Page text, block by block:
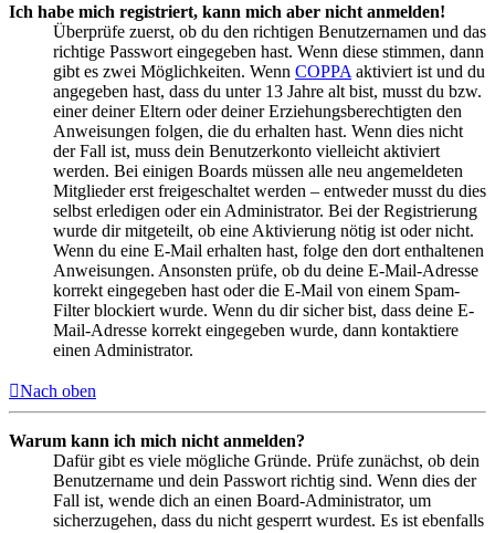
Ich habe mich registriert, kann mich aber nicht anmelden!
Überprüfe zuerst, ob du den richtigen Benutzernamen und das
richtige Passwort eingegeben hast. Wenn diese stimmen, dann
gibt es zwei Möglichkeiten. Wenn COPPA aktiviert ist und du
angegeben hast, dass du unter 13 Jahre alt bist, musst du bzw.
einer deiner Eltern oder deiner Erziehungsberechtigten den
Anweisungen folgen, die du erhalten hast. Wenn dies nicht
der Fall ist, muss dein Benutzerkonto vielleicht aktiviert
werden. Bei einigen Boards müssen alle neu angemeldeten
Mitglieder erst freigeschaltet werden – entweder musst du dies
selbst erledigen oder ein Administrator. Bei der Registrierung
wurde dir mitgeteilt, ob eine Aktivierung nötig ist oder nicht.
Wenn du eine E-Mail erhalten hast, folge den dort enthaltenen
Anweisungen. Ansonsten prüfe, ob du deine E-Mail-Adresse
korrekt eingegeben hast oder die E-Mail von einem Spam-
Filter blockiert wurde. Wenn du dir sicher bist, dass deine E-
Mail-Adresse korrekt eingegeben wurde, dann kontaktiere
einen Administrator.
Nach oben
Warum kann ich mich nicht anmelden?
Dafür gibt es viele mögliche Gründe. Prüfe zunächst, ob dein
Benutzername und dein Passwort richtig sind. Wenn dies der
Fall ist, wende dich an einen Board-Administrator, um
sicherzugehen, dass du nicht gesperrt wurdest. Es ist ebenfalls